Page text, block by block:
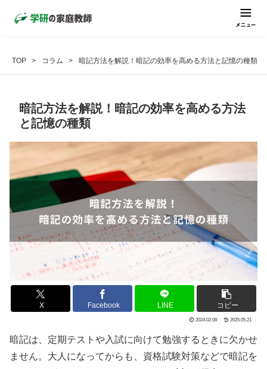
TOP コラム 暗記方法を解説！暗記の効率を高める方法と記憶の種類
暗記方法を解説！暗記の効率を高める方法
と記憶の種類
X Facebook LINE コピー
2024.02.08 2025.05.21
暗記は、定期テストや入試に向けて勉強するときに欠かせ
ません。大人になってからも、資格試験対策などで暗記を